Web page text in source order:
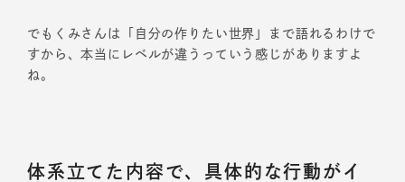
でもくみさんは「自分の作りたい世界」まで語れるわけで
すから、本当にレベルが違うっていう感じがありますよ
ね。
体系立てた内容で、具体的な行動がイ